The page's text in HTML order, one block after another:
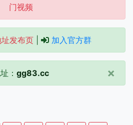
门视频
发布页| 加入官方群
： gg83.cc ×